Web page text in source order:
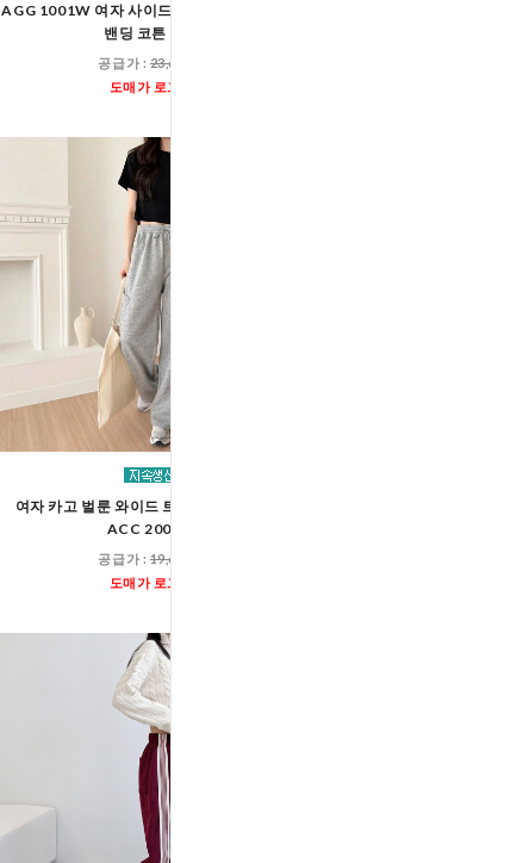
AGG 1001W 여자 사이드 핀턱 와이드 스트링
밴딩 코튼 팬츠
공급가 :23,600원
도매가 로그인
여자 카고 벌룬 와이드 트레이닝 밴딩 팬츠
ACC 2001W
공급가 :19,600원
도매가 로그인